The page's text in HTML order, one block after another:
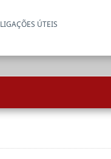
LIGAÇÕES ÚTEIS